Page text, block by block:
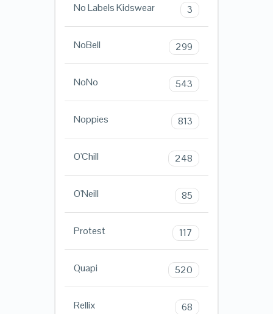
No Labels Kidswear 3
NoBell 299
NoNo 543
Noppies 813
O'Chill 248
O'Neill 85
Protest 117
Quapi 520
Rellix 68